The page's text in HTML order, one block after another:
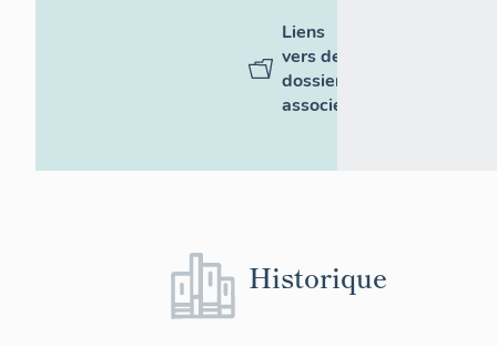
Liens
vers des
dossiers
associés
Historique